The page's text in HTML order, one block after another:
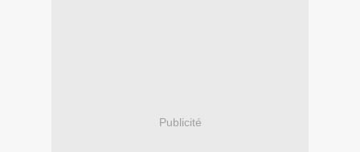
Publicité